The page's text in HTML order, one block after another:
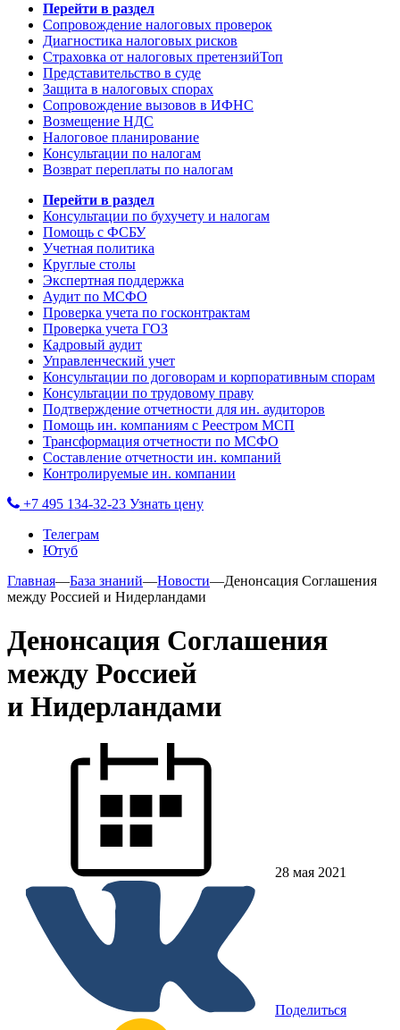
Перейти в раздел
Сопровождение налоговых проверок
Диагностика налоговых рисков
Страховка от налоговых претензийТоп
Представительство в суде
Защита в налоговых спорах
Сопровождение вызовов в ИФНС
Возмещение НДС
Налоговое планирование
Консультации по налогам
Возврат переплаты по налогам
Перейти в раздел
Консультации по бухучету и налогам
Помощь с ФСБУ
Учетная политика
Круглые столы
Экспертная поддержка
Аудит по МСФО
Проверка учета по госконтрактам
Проверка учета ГОЗ
Кадровый аудит
Управленческий учет
Консультации по договорам и корпоративным спорам
Консультации по трудовому праву
Подтверждение отчетности для ин. аудиторов
Помощь ин. компаниям с Реестром МСП
Трансформация отчетности по МСФО
Составление отчетности ин. компаний
Контролируемые ин. компании
+7 495 134-32-23 Узнать цену
Телеграм
Ютуб
Главная—База знаний—Новости—Денонсация Соглашения
между Россией и Нидерландами
Денонсация Соглашения
между Россией
и Нидерландами
28 мая 2021
Поделиться